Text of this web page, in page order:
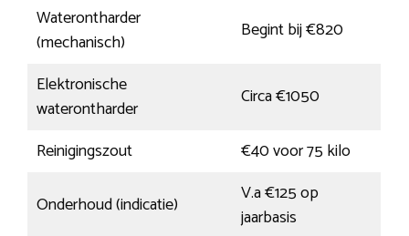
Waterontharder
(mechanisch)
Begint bij €820
Elektronische
waterontharder
Circa €1050
Reinigingszout
€40 voor 75 kilo
Onderhoud (indicatie)
V.a €125 op
jaarbasis